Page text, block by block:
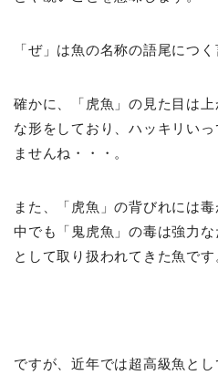
「ぜ」は魚の名称の語尾につく
確かに、「虎魚」の見た目は
な形をしており、ハッキリい
ませんね・・・。
また、「虎魚」の背びれには
中でも「鬼虎魚」の毒は強力
として取り扱われてきた魚です
ですが、近年では超高級魚と